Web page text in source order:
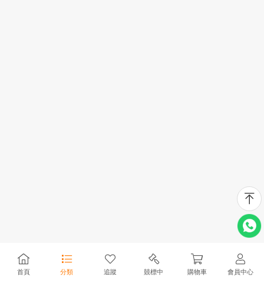
首頁 分類 追蹤 競標中 購物車 會員中心